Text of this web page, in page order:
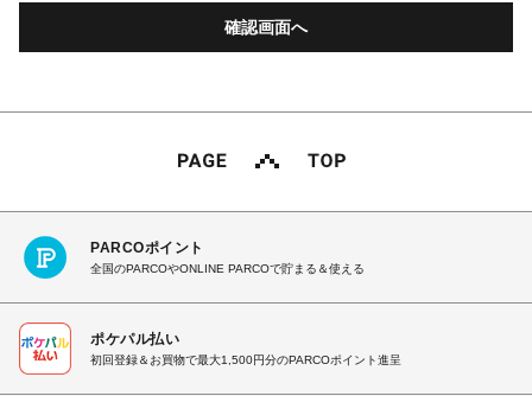
PARCOポイント
全国のPARCOやONLINE PARCOで貯まる＆使える
ポケパル払い
初回登録＆お買物で最大1,500円分のPARCOポイント進呈